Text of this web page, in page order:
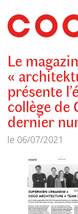
CoCo
Le
«
présente
collège de
dernier
le 06/07/2021